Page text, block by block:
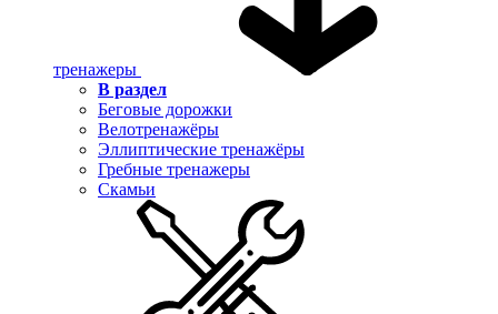
тренажеры
В раздел
Беговые дорожки
Велотренажёры
Эллиптические тренажёры
Гребные тренажеры
Скамьи